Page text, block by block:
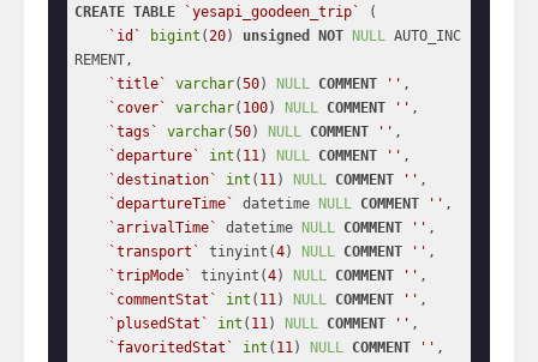
CREATE TABLE `yesapi_goodeen_trip`
(
`id`
bigint (20) unsigned NOT NULL AUTO_INC
REMENT,
`title`
varchar(50) NULL COMMENT '' ,
`cover`
varchar( 100) NULL COMMENT '' ,
`tags`
varchar(50) NULL COMMENT '' ,
`departure`
int ( 11) NULL COMMENT '' ,
`destination`
int ( 11) NULL COMMENT '' ,
`departureTime`
datetime NULL COMMENT '' ,
`arrivalTime`
datetime NULL COMMENT '' ,
`transport`
tinyint(4) NULL COMMENT '' ,
`tripMode`
tinyint(4) NULL COMMENT '' ,
`commentStat`
int ( 11) NULL COMMENT '' ,
`plusedStat`
int ( 11) NULL COMMENT '' ,
`favoritedStat`
int ( 11) NULL COMMENT '' ,